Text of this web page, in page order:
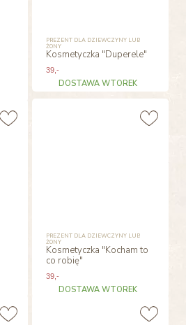
PREZENT DLA DZIEWCZYNY LUB
ŻONY
Kosmetyczka "Duperele"
39 ,-
DOSTAWA WTOREK
PREZENT DLA DZIEWCZYNY LUB
ŻONY
Kosmetyczka "Kocham to
co robię"
39 ,-
DOSTAWA WTOREK